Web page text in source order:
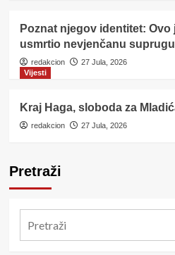
Poznat njegov identitet:
usmrtio nevjenčanu
redakcion
27 Jula, 2026
Vijesti
Kraj Haga, sloboda za
redakcion 27 Jula, 2026
Pretraži